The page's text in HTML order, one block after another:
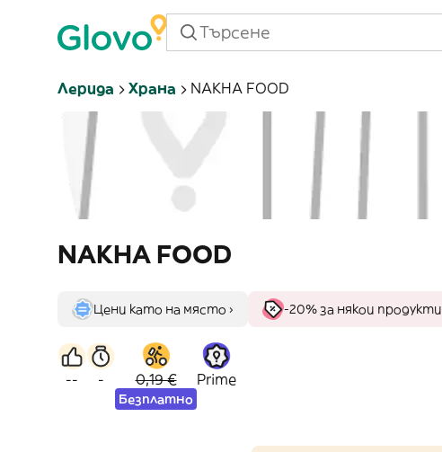
Лерида Храна NAKHA FOOD
NAKHA FOOD
Цени като на място › -20% за някои продукти
-- - 0,19 €
Безплатно
Prime